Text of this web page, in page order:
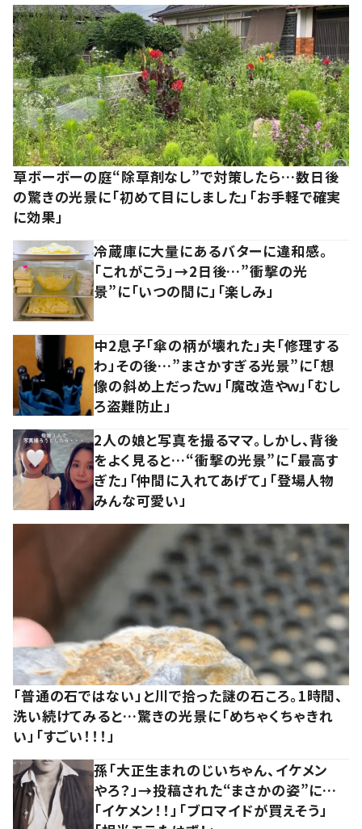
草ボーボーの庭“除草剤なし”で対策したら…数日後
の驚きの光景に「初めて目にしました」「お手軽で確実
に効果」
冷蔵庫に大量にあるバターに違和感。
「これがこう」→2日後…”衝撃の光
景”に「いつの間に」「楽しみ」
中2息子「傘の柄が壊れた」夫「修理する
わ」その後…”まさかすぎる光景”に「想
像の斜め上だったｗ」「魔改造やｗ」「むし
ろ盗難防止」
2人の娘と写真を撮るママ。しかし、背後
をよく見ると…“衝撃の光景”に「最高す
ぎた」「仲間に入れてあげて」「登場人物
みんな可愛い」
「普通の石ではない」と川で拾った謎の石ころ。1時間、
洗い続けてみると…驚きの光景に「めちゃくちゃきれ
い」「すごい！！！」
孫「大正生まれのじいちゃん、イケメン
やろ？」→投稿された“まさかの姿”に…
「イケメン！！」「ブロマイドが買えそう」